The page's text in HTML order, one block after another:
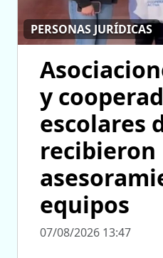
PERSONAS JURÍDICAS
y
escolares
recibieron
equipos
07/08/2026 13:47